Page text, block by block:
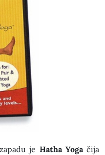
je Hatha Yogačija